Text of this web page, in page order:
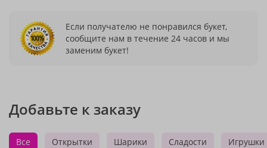
Если получателю не понравился букет,
сообщите нам в течение 24 часов и мы
заменим букет!
Добавьте к заказу
Все Открытки Шарики Сладости Игрушки